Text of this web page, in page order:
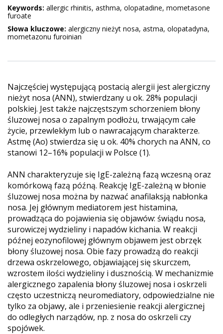
Keywords: allergic rhinitis, asthma, olopatadine, mometasone
furoate
Słowa kluczowe: alergiczny nieżyt nosa, astma, olopatadyna,
mometazonu furoinian
Najczęściej występującą postacią alergii jest alergiczny
nieżyt nosa (ANN), stwierdzany u ok. 28% populacji
polskiej. Jest także najczęstszym schorzeniem błony
śluzowej nosa o zapalnym podłożu, trwającym całe
życie, przewlekłym lub o nawracającym charakterze.
Astmę (Ao) stwierdza się u ok. 40% chorych na ANN, co
stanowi 12–16% populacji w Polsce (1).
ANN charakteryzuje się IgE-zależną fazą wczesną oraz
komórkową fazą późną. Reakcję IgE-zależną w błonie
śluzowej nosa można by nazwać anafilaksją nabłonka
nosa. Jej głównym mediatorem jest histamina,
prowadząca do pojawienia się objawów: świądu nosa,
surowiczej wydzieliny i napadów kichania. W reakcji
późnej eozynofilowej głównym objawem jest obrzęk
błony śluzowej nosa. Obie fazy prowadzą do reakcji
drzewa oskrzelowego, objawiającej się skurczem,
wzrostem ilości wydzieliny i dusznością. W mechanizmie
alergicznego zapalenia błony śluzowej nosa i oskrzeli
często uczestniczą neuromediatory, odpowiedzialne nie
tylko za objawy, ale i przeniesienie reakcji alergicznej
do odległych narządów, np. z nosa do oskrzeli czy
spojówek.